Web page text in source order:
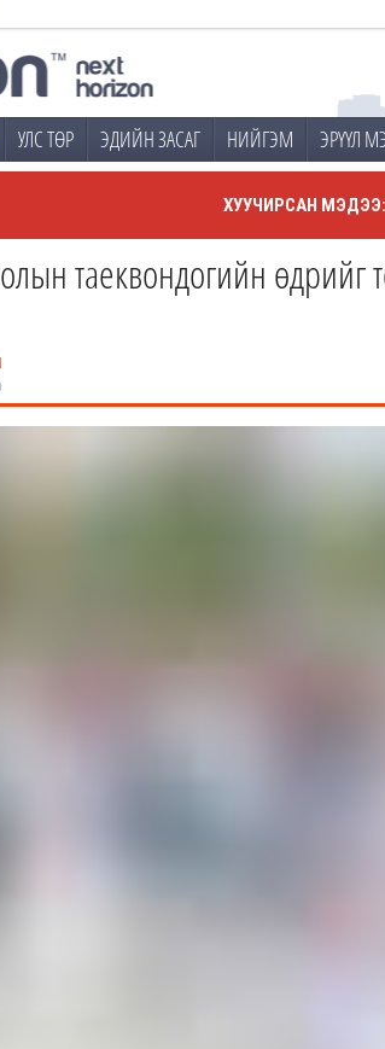
УЛС ТӨР ЭДИЙН ЗАСАГ НИЙГЭМ ЭРҮҮЛ
ХУУЧИРСАН
таеквондогийн өдрийг